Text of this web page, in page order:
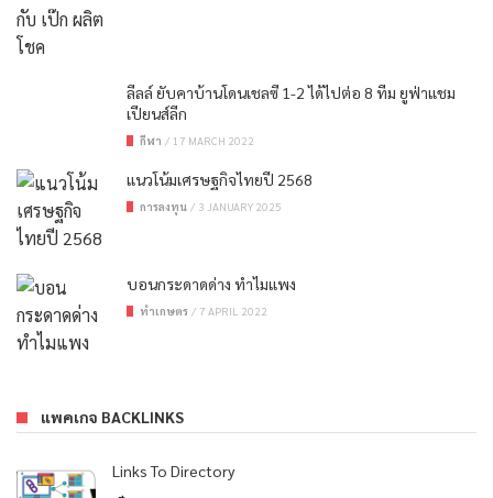
ลีลล์ ยับคาบ้านโดนเชลซี 1-2 ได้ไปต่อ 8 ทีม ยูฟ่าแชม
เปียนส์ลีก
กีฬา / 17 MARCH 2022
แนวโน้มเศรษฐกิจไทยปี 2568
การลงทุน / 3 JANUARY 2025
บอนกระดาดด่าง ทําไมแพง
ทำเกษตร / 7 APRIL 2022
แพคเกจ BACKLINKS
Links To Directory